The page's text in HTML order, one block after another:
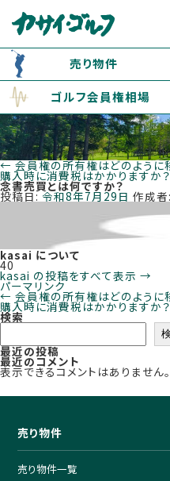
売り物件
ゴルフ会員権相場
←会員権の所有権はどのように
購入時に消費税はかかりますか？
念書売買とは何ですか？
投稿日: 令和8年7月29日 作成者:
kasai について
40
kasai の投稿をすべて表示 →
パーマリンク
← 会員権の所有権はどのように
購入時に消費税はかかりますか？
検索
最近の投稿
最近のコメント
表示できるコメントはありません。
売り物件
売り物件一覧